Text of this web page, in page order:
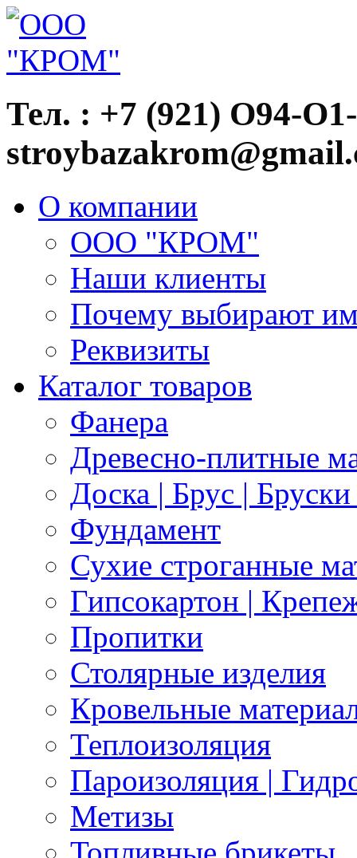
Тел. : +7 (921) О94-
О компании
ООО "КРОМ"
Наши клиенты
Почему выбирают
Реквизиты
Каталог товаров
Фанера
Древесно-плитные
Доска | Брус |
Фундамент
Сухие строганные
Гипсокартон |
Пропитки
Столярные изделия
Кровельные
Теплоизоляция
Пароизоляция |
Метизы